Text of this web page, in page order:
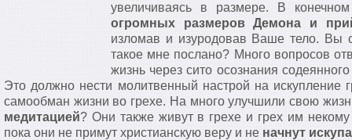
увеличиваясь в размере. В
огромных размеров Демона и
изломав и изуродовав Ваше тело. Вы
такое мне послано? Много вопросов
жизнь через сито осознания
Это должно нести молитвенный настрой на искупление
самообман жизни во грехе. На много улучшили свою
медитацией? Они также живут в грехе и грех им некому
пока они не примут христианскую веру и не начнут